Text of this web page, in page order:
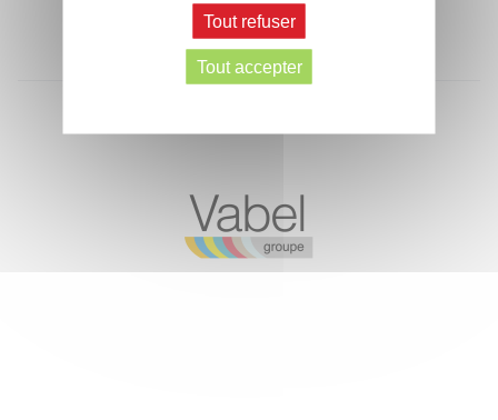
FAQ CGV
Mentions Légales
Données personnelles
Plan du site
Tout refuser
Tout accepter